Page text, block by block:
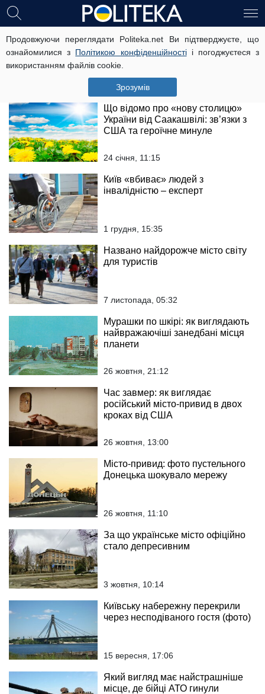
Продовжуючи переглядати Politeka.net Ви підтверджуєте, що
ознайомилися з Політикою конфіденційностіі погоджуєтеся з
використанням файлів cookie.
Зрозумів
Каналізаційна катастрофа:
велике українське місто «тоне» в
нечистотах
2 лютого, 14:02
Що відомо про «нову столицю»
України від Саакашвілі: зв’язки з
США та героїчне минуле
24 січня, 11:15
Київ «вбиває» людей з
інвалідністю – експерт
1 грудня, 15:35
Названо найдорожче місто світу
для туристів
7 листопада, 05:32
Мурашки по шкірі: як виглядають
найвражаючіші занедбані місця
планети
26 жовтня, 21:12
Час завмер: як виглядає
російський місто-привид в двох
кроках від США
26 жовтня, 13:00
Місто-привид: фото пустельного
Донецька шокувало мережу
26 жовтня, 11:10
За що українське місто офіційно
стало депресивним
3 жовтня, 10:14
Київську набережну перекрили
через несподіваного гостя (фото)
15 вересня, 17:06
Який вигляд має найстрашніше
місце, де бійці АТО гинули